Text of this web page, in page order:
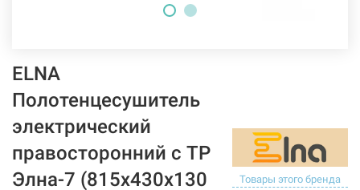
ELNA
Полотенцесушитель
электрический
правосторонний с ТР
Элна-7 (815х430х130
Товары этого бренда